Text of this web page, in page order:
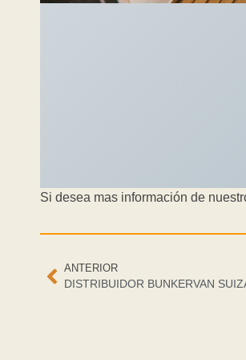
Si desea mas información de
ANTERIOR
DISTRIBUIDOR BUNKERVAN